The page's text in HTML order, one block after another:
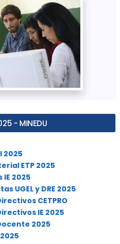
- MINEDU
2025
ETP 2025
2025
UGEL y DRE 2025
CETPRO
IE 2025
2025